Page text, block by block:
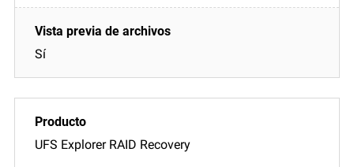
Sí
UFS Explorer RAID Recovery